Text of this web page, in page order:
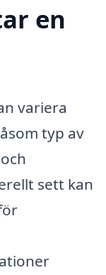
en
variera
typ av
sett kan